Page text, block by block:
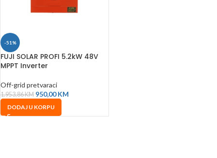
-51%
FUJI SOLAR PROFI 5.2kW 48V
MPPT Inverter
Off-grid pretvaraci
1.953,86KM 950,00KM
DODAJ U KORPU